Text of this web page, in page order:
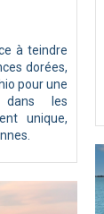
à teindre
dorées,
pour une
dans les
unique,